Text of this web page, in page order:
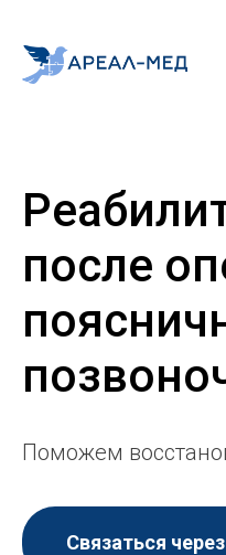
после
Поможем
Связаться